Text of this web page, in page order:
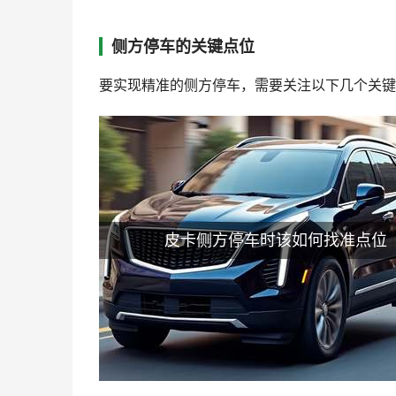
侧方停车的关键点位
要实现精准的侧方停车，需要关注以下几个关
皮卡侧方停车时该如何找准点位